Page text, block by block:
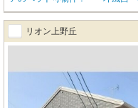
す！！！
リオン上野丘